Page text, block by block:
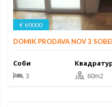
€ 69000
DOMIK PRODAVA NOV 3
Соби
3
60m2